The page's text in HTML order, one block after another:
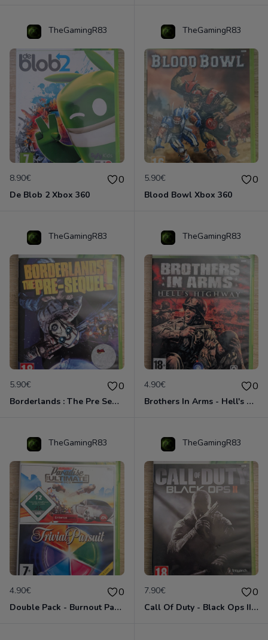
TheGamingR83
8.90€ 0
De Blob 2 Xbox 360
TheGamingR83
5.90€ 0
Blood Bowl Xbox 360
TheGamingR83
5.90€ 0
Borderlands : The Pre Sequel Xbox 360
TheGamingR83
4.90€ 0
Brothers In Arms - Hell's Highway Xbox 360
TheGamingR83
4.90€ 0
Double Pack - Burnout Paradise Ultimate Box - Trivial Pursuit Xbox 360
TheGamingR83
7.90€ 0
Call Of Duty - Black Ops II Xbox 360